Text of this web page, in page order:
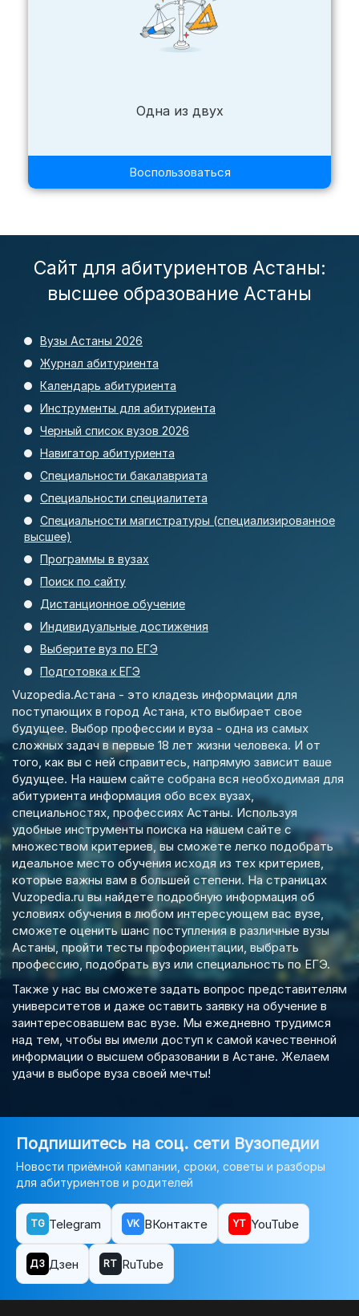
Одна из двух
Воспользоваться
Сайт для абитуриентов Астаны:
высшее образование Астаны
Вузы Астаны 2026
Журнал абитуриента
Календарь абитуриента
Инструменты для абитуриента
Черный список вузов 2026
Навигатор абитуриента
Специальности бакалавриата
Специальности специалитета
Специальности магистратуры (специализированное
высшее)
Программы в вузах
Поиск по сайту
Дистанционное обучение
Индивидуальные достижения
Выберите вуз по ЕГЭ
Подготовка к ЕГЭ
Vuzopedia.Астана - это кладезь информации для
поступающих в город Астана, кто выбирает свое
будущее. Выбор профессии и вуза - одна из самых
сложных задач в первые 18 лет жизни человека. И от
того, как вы с ней справитесь, напрямую зависит ваше
будущее. На нашем сайте собрана вся необходимая для
абитуриента информация обо всех вузах,
специальностях, профессиях Астаны. Используя
удобные инструменты поиска на нашем сайте с
множеством критериев, вы сможете легко подобрать
идеальное место обучения исходя из тех критериев,
которые важны вам в большей степени. На страницах
Vuzopedia.ru вы найдете подробную информация об
условиях обучения в любом интересующем вас вузе,
сможете оценить шанс поступления в различные вузы
Астаны, пройти тесты профориентации, выбрать
профессию, подобрать вуз или специальность по ЕГЭ.
Также у нас вы сможете задать вопрос представителям
университетов и даже оставить заявку на обучение в
заинтересовавшем вас вузе. Мы ежедневно трудимся
над тем, чтобы вы имели доступ к самой качественной
информации о высшем образовании в Астане. Желаем
удачи в выборе вуза своей мечты!
Подпишитесь на соц. сети Вузопедии
Новости приёмной кампании, сроки, советы и разборы
для абитуриентов и родителей
TG Telegram VK ВКонтакте YT YouTube
ДЗ Дзен RT RuTube